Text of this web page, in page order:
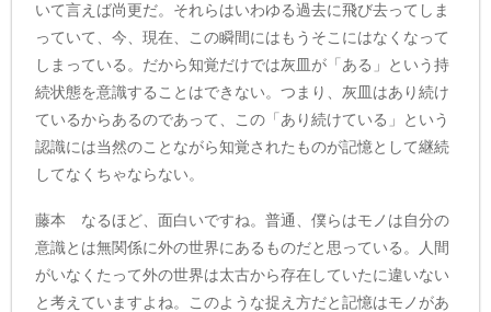
いて言えば尚更だ。それらはいわゆる過去に飛び去ってしま
っていて、今、現在、この瞬間にはもうそこにはなくなって
しまっている。だから知覚だけでは灰皿が「ある」という持
続状態を意識することはできない。つまり、灰皿はあり続け
ているからあるのであって、この「あり続けている」という
認識には当然のことながら知覚されたものが記憶として継続
してなくちゃならない。
藤本 なるほど、面白いですね。普通、僕らはモノは自分の
意識とは無関係に外の世界にあるものだと思っている。人間
がいなくたって外の世界は太古から存在していたに違いない
と考えていますよね。このような捉え方だと記憶はモノがあ